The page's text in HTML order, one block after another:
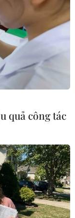
#Thương mại
bố sẵn sàng
Israel tấn
quả công tác